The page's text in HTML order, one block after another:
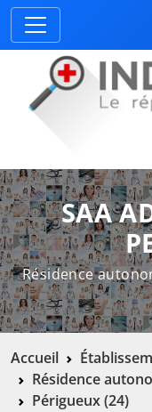
SAA
Résidence
Accueil
Résidence
Périgueux (24)